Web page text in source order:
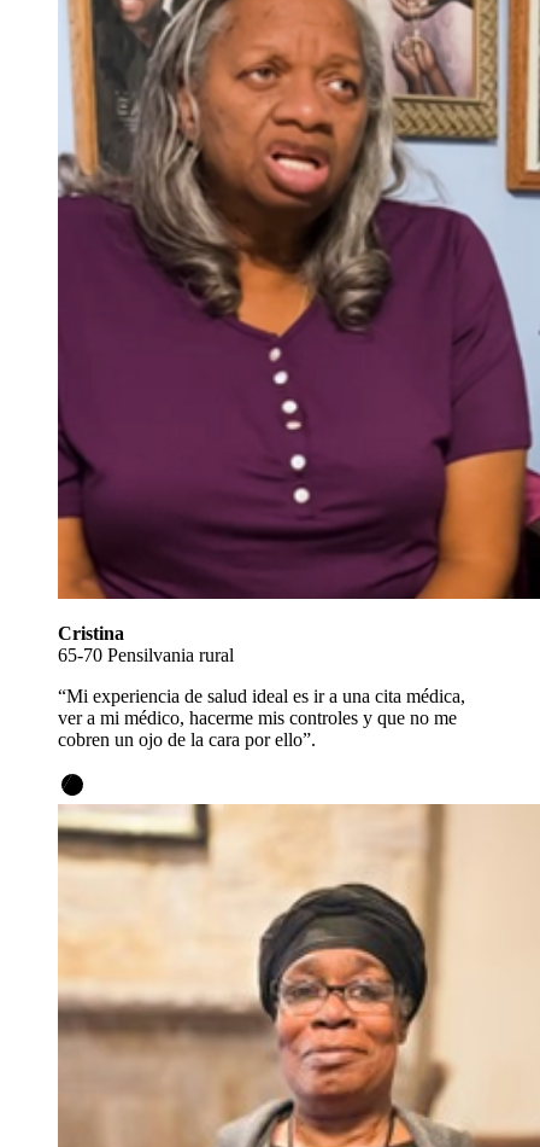
Cristina
65-70 Pensilvania rural
“Mi experiencia de salud ideal es ir a una cita médica,
ver a mi médico, hacerme mis controles y que no me
cobren un ojo de la cara por ello”.